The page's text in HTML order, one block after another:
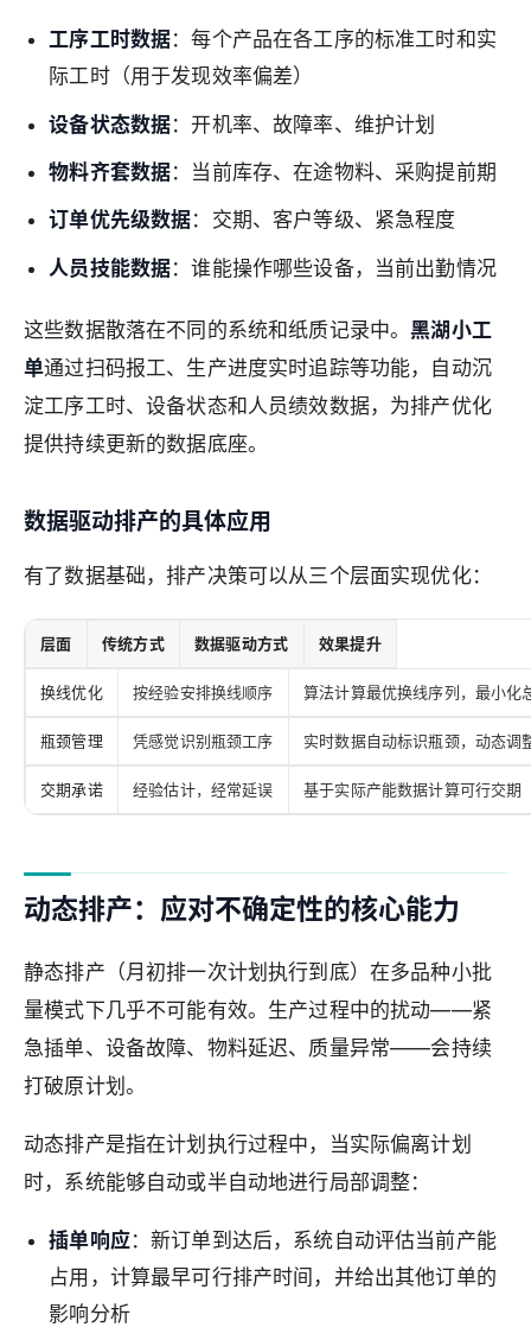
工序工时数据：每个产品在各工序的标准工时和实
际工时（用于发现效率偏差）
设备状态数据：开机率、故障率、维护计划
物料齐套数据：当前库存、在途物料、采购提前期
订单优先级数据：交期、客户等级、紧急程度
人员技能数据：谁能操作哪些设备，当前出勤情况
这些数据散落在不同的系统和纸质记录中。黑湖小工
单通过扫码报工、生产进度实时追踪等功能，自动沉
淀工序工时、设备状态和人员绩效数据，为排产优化
提供持续更新的数据底座。
数据驱动排产的具体应用
有了数据基础，排产决策可以从三个层面实现优化：
层面 传统方式 数据驱动方式 效果提升
换线优化 按经验安排换线顺序 算法计算最优换线序列，最小化
瓶颈管理 凭感觉识别瓶颈工序 实时数据自动标识瓶颈，动态调
交期承诺 经验估计，经常延误 基于实际产能数据计算可行交期
动态排产：应对不确定性的核心能力
静态排产（月初排一次计划执行到底）在多品种小批
量模式下几乎不可能有效。生产过程中的扰动——紧
急插单、设备故障、物料延迟、质量异常——会持续
打破原计划。
动态排产是指在计划执行过程中，当实际偏离计划
时，系统能够自动或半自动地进行局部调整：
插单响应：新订单到达后，系统自动评估当前产能
占用，计算最早可行排产时间，并给出其他订单的
影响分析